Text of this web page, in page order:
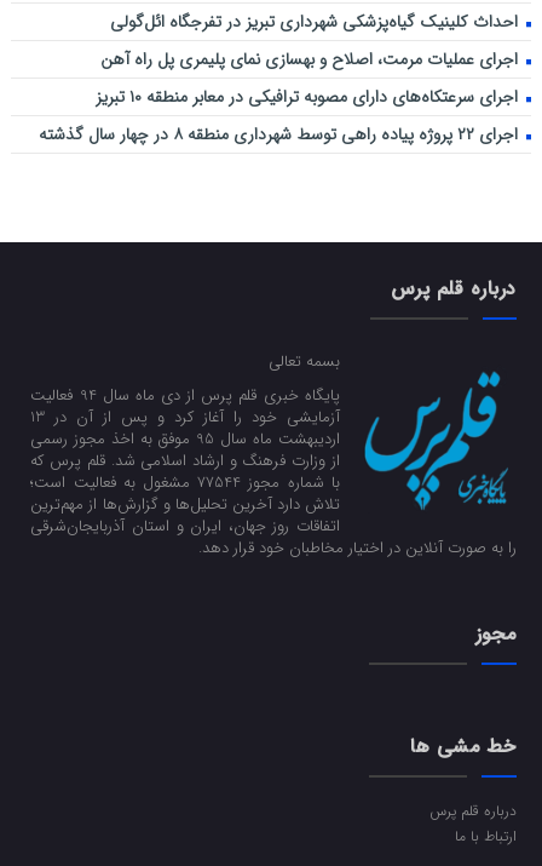
احداث کلینیک گیاه‌پزشکی شهرداری تبریز در تفرجگاه ائل‌گولی
اجرای عملیات مرمت، اصلاح و بهسازی نمای پلیمری پل راه آهن
اجرای سرعتکاه‌های دارای مصوبه ترافیکی در معابر منطقه ۱۰ تبریز
اجرای ۲۲ پروژه پیاده راهی توسط شهرداری منطقه ۸ در چهار سال گذشته
درباره قلم پرس
بسمه تعالی
پایگاه خبری قلم پرس از دی ماه سال 94 فعالیت
آزمایشی خود را آغاز کرد و پس از آن در 13
اردیبهشت ماه سال 95 موفق به اخذ مجوز رسمی
از وزارت فرهنگ و ارشاد اسلامی شد. قلم پرس که
با شماره مجوز 77544 مشغول به فعالیت است؛
تلاش دارد آخرین تحلیل‌ها و گزارش‌ها از مهم‌ترین
اتفاقات روز جهان، ایران و استان آذربایجان‌شرقی
را به صورت آنلاین در اختیار مخاطبان خود قرار دهد.
مجوز
خط مشی ها
درباره قلم پرس
ارتباط با ما